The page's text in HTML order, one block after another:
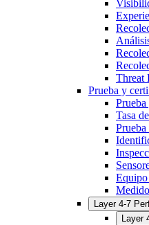
Threat
Prueba y
Tasa
Equipo
Layer 4-7
Layer